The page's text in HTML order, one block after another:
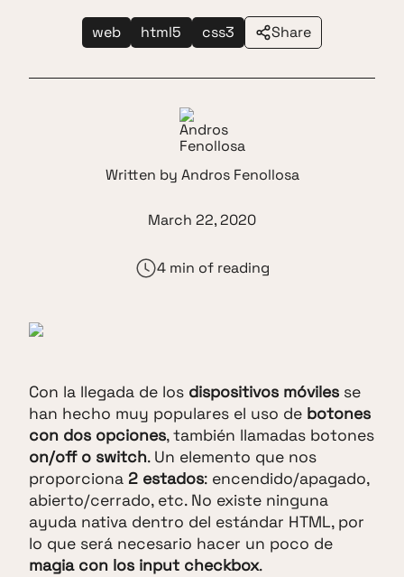
web html5 css3 Share
Con la llegada de los dispositivos móviles se
han hecho muy populares el uso de botones
con dos opciones, también llamadas botones
on/off o switch. Un elemento que nos
proporciona 2 estados: encendido/apagado,
abierto/cerrado, etc. No existe ninguna
ayuda nativa dentro del estándar HTML, por
lo que será necesario hacer un poco de
magia con los input checkbox.
Written by Andros Fenollosa
March 22, 2020
4 min of reading